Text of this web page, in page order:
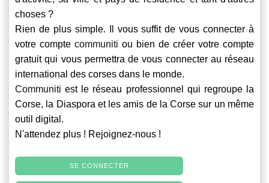
choses ?
Rien de plus simple. Il vous suffit de vous connecter à
votre compte communiti ou bien de créer votre compte
gratuit qui vous permettra de vous connecter au réseau
international des corses dans le monde.
Communiti est le réseau professionnel qui regroupe la
Corse, la Diaspora et les amis de la Corse sur un même
outil digital.
N'attendez plus ! Rejoignez-nous !
SE CONNECTER